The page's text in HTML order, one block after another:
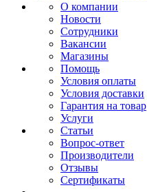
О компании
Новости
Сотрудники
Вакансии
Магазины
Помощь
Условия оплаты
Условия доставки
Гарантия на товар
Услуги
Статьи
Вопрос-ответ
Производители
Отзывы
Сертификаты